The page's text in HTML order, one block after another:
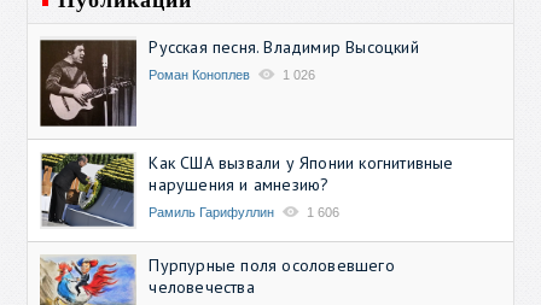
Русская песня. Владимир Высоцкий
Роман Коноплев 1 026
Как США вызвали у Японии когнитивные
нарушения и амнезию?
Рамиль Гарифуллин 1 606
Пурпурные поля осоловевшего
человечества